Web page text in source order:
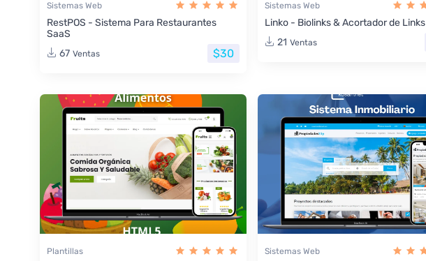
Sistemas Web
RestPOS - Sistema Para Restaurantes
SaaS
67 Ventas $30
Sistemas Web
Linko - Biolinks & Acortador de Links
21 Ventas
Plantillas Sistemas Web